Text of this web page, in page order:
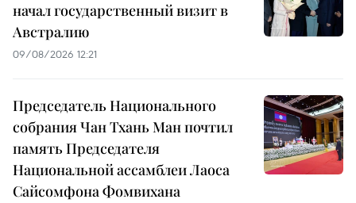
начал государственный визит в
Австралию
09/08/2026 12:21
Председатель Национального
собрания Чан Тхань Ман почтил
память Председателя
Национальной ассамблеи Лаоса
Сайсомфона Фомвихана